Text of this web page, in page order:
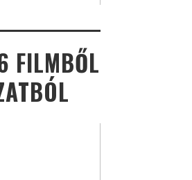
FILMBŐL